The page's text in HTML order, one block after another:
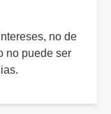
no de
no puede ser